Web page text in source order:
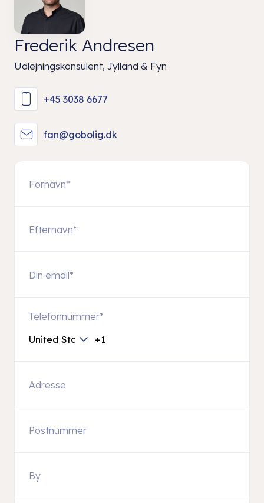
Frederik Andresen
Udlejningskonsulent, Jylland & Fyn
+45 3038 6677
fan@gobolig.dk
Telefonnummer*